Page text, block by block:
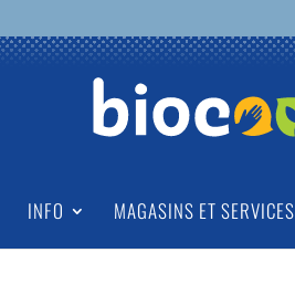
INFO MAGASINS ET SERVICES